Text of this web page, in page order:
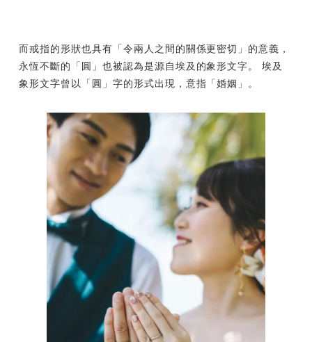
而戒指的形狀也具有「令兩人之間的關係更密切」的意義，
永恆不斷的「圓」也被認為是源自埃及的象形文字。 埃及
象形文字曾以「圓」字的形式出現，意指「婚姻」。